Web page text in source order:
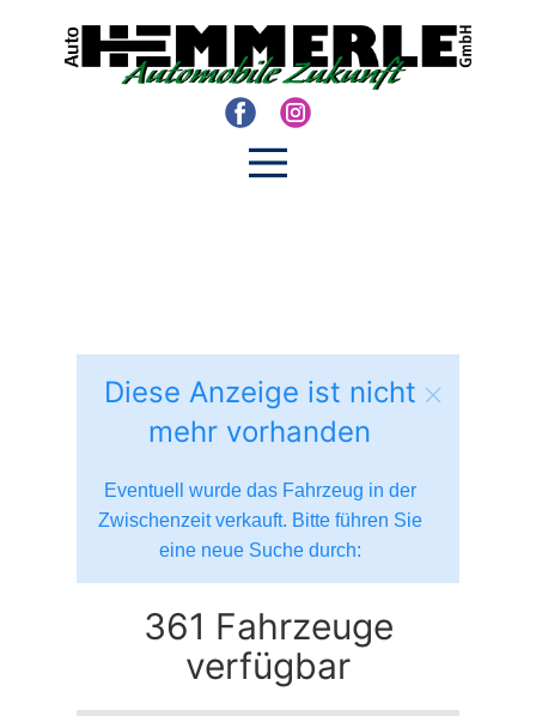
Diese Anzeige ist nicht
mehr vorhanden
Eventuell wurde das Fahrzeug in der
Zwischenzeit verkauft. Bitte führen Sie
eine neue Suche durch:
361 Fahrzeuge
verfügbar